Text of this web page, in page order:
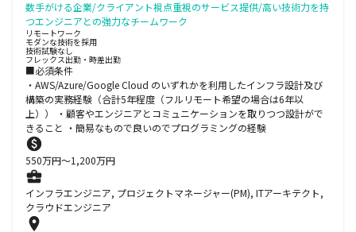
数手がける企業/クライアント視点重視のサービス提供/高い技術力を持
つエンジニアとの強力なチームワーク
リモートワーク
モダンな技術を採用
技術試験なし
フレックス出勤・時差出勤
■必須条件
・AWS/Azure/Google Cloud のいずれかを利用したインフラ設計及び
構築の実務経験（合計5年程度（フルリモート希望の場合は6年以
上）） ・顧客やエンジニアとコミュニケーションを取りつつ設計がで
きること ・簡易なもので良いのでプログラミングの経験
550万円〜1,200万円
インフラエンジニア, プロジェクトマネージャー(PM), ITアーキテクト,
クラウドエンジニア